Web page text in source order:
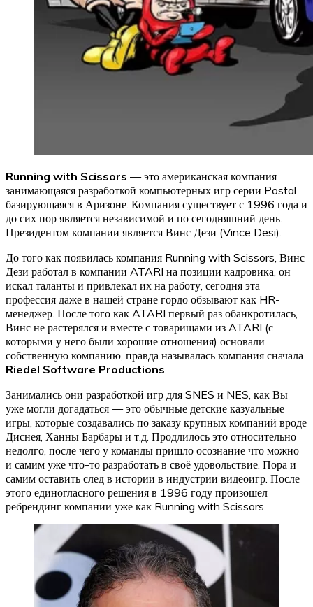
Running with Scissors — это американская компания
занимающаяся разработкой компьютерных игр серии Postal
базирующаяся в Аризоне. Компания существует с 1996 года и
до сих пор является независимой и по сегодняшний день.
Президентом компании является Винс Дези (Vince Desi).
До того как появилась компания Running with Scissors, Винс
Дези работал в компании ATARI на позиции кадровика, он
искал таланты и привлекал их на работу, сегодня эта
профессия даже в нашей стране гордо обзывают как HR-
менеджер. После того как ATARI первый раз обанкротилась,
Винс не растерялся и вместе с товарищами из ATARI (с
которыми у него были хорошие отношения) основали
собственную компанию, правда называлась компания сначала
Riedel Software Productions
Занимались они разработкой игр для SNES и NES, как Вы
уже могли догадаться — это обычные детские казуальные
игры, которые создавались по заказу крупных компаний вроде
Диснея, Ханны Барбары и т.д. Продлилось это относительно
недолго, после чего у команды пришло осознание что можно
и самим уже что-то разработать в своё удовольствие. Пора и
самим оставить след в истории в индустрии видеоигр. После
этого единогласного решения в 1996 году произошел
ребрендинг компании уже как Running with Scissors.